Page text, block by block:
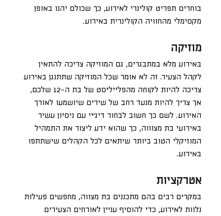
בוחרים תפריט קולינרי לאירוע, כך שכולם יהנו באופן
מקסימלי מהחוויה הקולינרית באירוע.
מוזיקה
באירוע מלא במתבגרים, גם המוזיקה צריכה להתאין
לקהל הצעיר. זה לא אומר שכל המוזיקה שתתנגן באירוע
צריכה להיות לקוחה מהפלייליסט של בת ה-12 שלכם,
אך צריך להיות מנעד רחב של שירים שיושמעו לאורך
האירוע. לשם כך חשוב לבחור דיג’יי עם ניסיון עשיר
באירועי בת מצוווה, כך שהוא ידע ליצור את התמהיל
המוזיקלי הטוב ביותר שיתאים לכל הקהלים שישתתפו
באירוע.
אטרקציות
במקרים רבים בהם מתכננים בת מצווה, מחפשים פעילות
נלוות לאירוע, כדי להוסיף עניין לאורחים הצעירים